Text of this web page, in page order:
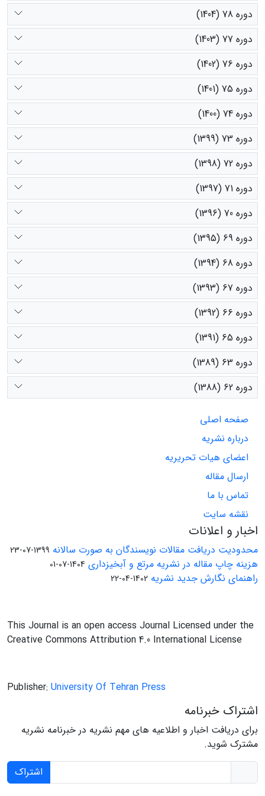
دوره 78 (1404)
دوره 77 (1403)
دوره 76 (1402)
دوره 75 (1401)
دوره 74 (1400)
دوره 73 (1399)
دوره 72 (1398)
دوره 71 (1397)
دوره 70 (1396)
دوره 69 (1395)
دوره 68 (1394)
دوره 67 (1393)
دوره 66 (1392)
دوره 65 (1391)
دوره 63 (1389)
دوره 62 (1388)
صفحه اصلی
درباره نشریه
اعضای هیات تحریریه
ارسال مقاله
تماس با ما
نقشه سایت
اخبار و اعلانات
محدودیت دریافت مقالات نویسندگان به صورت سالانه 1399-07-23
هزینه چاپ مقاله در نشریه مرتع و آبخیزداری 1404-07-01
راهنمای نگارش جدید نشریه 1402-04-22
This Journal is an open access Journal Licensed under the
Creative Commons Attribution 4.0 International License
Publisher: University Of Tehran Press
اشتراک خبرنامه
برای دریافت اخبار و اطلاعیه های مهم نشریه در خبرنامه نشریه
مشترک شوید.
اشتراک